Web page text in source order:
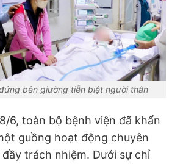
bên giường tiễn biệt người thân
6, toàn bộ bệnh viện đã khẩn
guồng hoạt động chuyên
trách nhiệm. Dưới sự chỉ